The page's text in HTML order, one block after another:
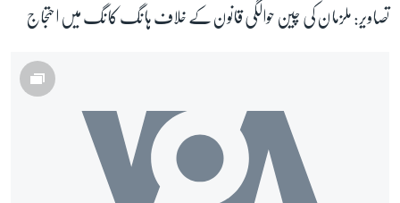
تصاویر: ملزمان کی چین حوالگی قانون کے خلاف ہانگ کانگ میں احتجاج